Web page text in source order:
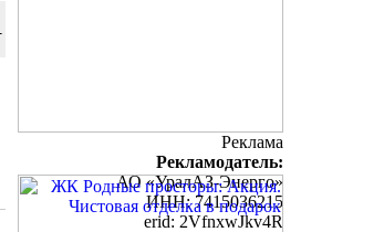
Реклама
Рекламодатель:
АО «УралАЗ-Энерго»
ИНН: 7415036215
erid: 2VfnxwJkv4R